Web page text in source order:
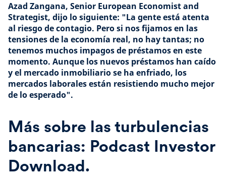
Azad Zangana, Senior European Economist and
Strategist, dijo lo siguiente: "La gente está atenta
al riesgo de contagio. Pero si nos fijamos en las
tensiones de la economía real, no hay tantas; no
tenemos muchos impagos de préstamos en este
momento. Aunque los nuevos préstamos han caído
y el mercado inmobiliario se ha enfriado, los
mercados laborales están resistiendo mucho mejor
de lo esperado".
Más sobre las turbulencias
bancarias: Podcast Investor
Download.